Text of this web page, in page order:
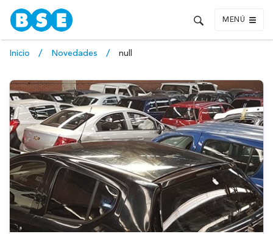
MENÚ
Inicio Novedades null